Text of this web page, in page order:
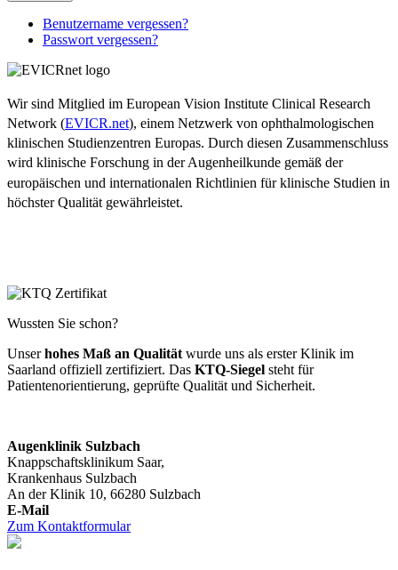
Benutzername vergessen?
Passwort vergessen?
Wir sind Mitglied im European Vision Institute Clinical Research
Network (EVICR.net), einem Netzwerk von ophthalmologischen
klinischen Studienzentren Europas. Durch diesen Zusammenschluss
wird klinische Forschung in der Augenheilkunde gemäß der
europäischen und internationalen Richtlinien für klinische Studien in
höchster Qualität gewährleistet.
Wussten Sie schon?
Unserhohes Maß an Qualität wurde uns als erster Klinik im
Saarland offiziell zertifiziert. Das KTQ-Siegel steht für
Patientenorientierung, geprüfte Qualität und Sicherheit.
Augenklinik Sulzbach
Knappschaftsklinikum Saar,
Krankenhaus Sulzbach
An der Klinik 10, 66280 Sulzbach
Zum Kontaktformular